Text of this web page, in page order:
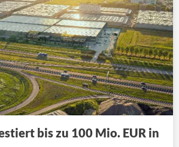
bis zu 100 Mio. EUR in